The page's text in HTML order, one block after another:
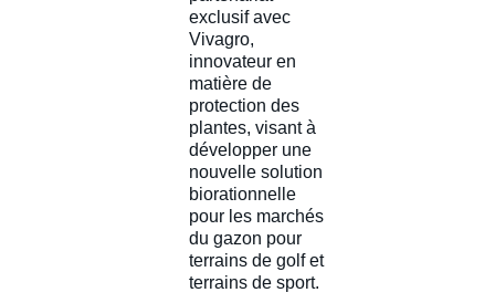
exclusif avec
Vivagro,
innovateur en
matière de
protection des
plantes, visant à
développer une
nouvelle solution
biorationnelle
pour les marchés
du gazon pour
terrains de golf et
terrains de sport.